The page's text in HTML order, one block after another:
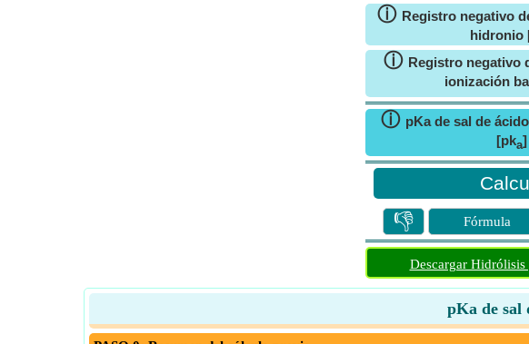
ⓘ Registro negativo
hidronio
ⓘ Registro negativo
ionización
ⓘ pKa de sal de
[pka]
👎 Fórmula
Descargar
pKa de sal